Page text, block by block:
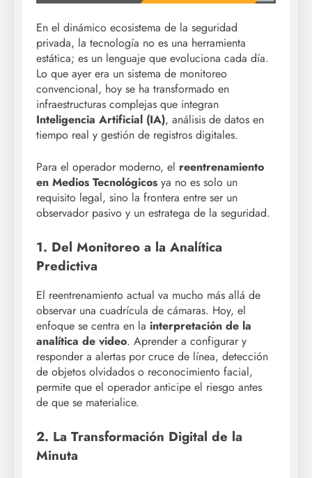
En el dinámico ecosistema de la seguridad
privada, la tecnología no es una herramienta
estática; es un lenguaje que evoluciona cada día.
Lo que ayer era un sistema de monitoreo
convencional, hoy se ha transformado en
infraestructuras complejas que integran
Inteligencia Artificial (IA), análisis de datos en
tiempo real y gestión de registros digitales.
Para el operador moderno, el reentrenamiento
en Medios Tecnológicos ya no es solo un
requisito legal, sino la frontera entre ser un
observador pasivo y un estratega de la seguridad.
1. Del Monitoreo a la Analítica
Predictiva
El reentrenamiento actual va mucho más allá de
observar una cuadrícula de cámaras. Hoy, el
enfoque se centra en la interpretación de la
analítica de video. Aprender a configurar y
responder a alertas por cruce de línea, detección
de objetos olvidados o reconocimiento facial,
permite que el operador anticipe el riesgo antes
de que se materialice.
2. La Transformación Digital de la
Minuta